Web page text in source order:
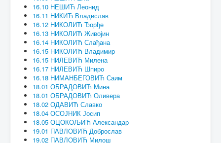
16.10 НЕШИЋ Леонид
16.11 НИКИЋ Владислав
16.12 НИКОЛИЋ Ђорђе
16.13 НИКОЛИЋ Живојин
16.14 НИКОЛИЋ Слађана
16.15 НИКОЛИЋ Владимир
16.15 НИЛЕВИЋ Милена
16.17 НИЛЕВИЋ Шпиро
16.18 НИМАНБЕГОВИЋ Саим
18.01 ОБРАДОВИЋ Мина
18.01 ОБРАДОВИЋ Оливера
18.02 ОДАВИЋ Славко
18.04 ОСОЈНИК Јосип
18.05 ОЦОКОЉИЋ Александар
19.01 ПАВЛОВИЋ Доброслав
19.02 ПАВЛОВИЋ Милош